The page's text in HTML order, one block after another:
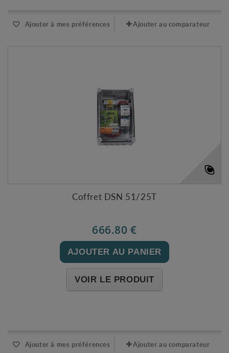
Ajouter à mes préférences Ajouter au comparateur
Coffret DSN 51/25T
666.80 €
AJOUTER AU PANIER
VOIR LE PRODUIT
Ajouter à mes préférences Ajouter au comparateur